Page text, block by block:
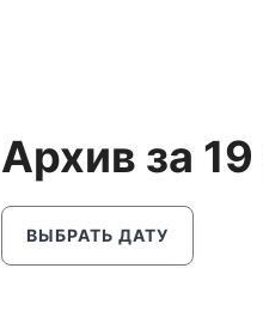
Архив за
ВЫБРАТЬ ДАТУ